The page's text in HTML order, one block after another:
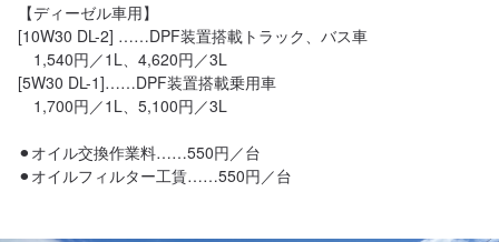
【ディーゼル車用】
[10W30 DL-2] ……DPF装置搭載トラック、バス車
1,540円／1L、4,620円／3L
[5W30 DL-1]……DPF装置搭載乗用車
1,700円／1L、5,100円／3L
⚫︎オイル交換作業料……550円／台
⚫︎オイルフィルター工賃……550円／台